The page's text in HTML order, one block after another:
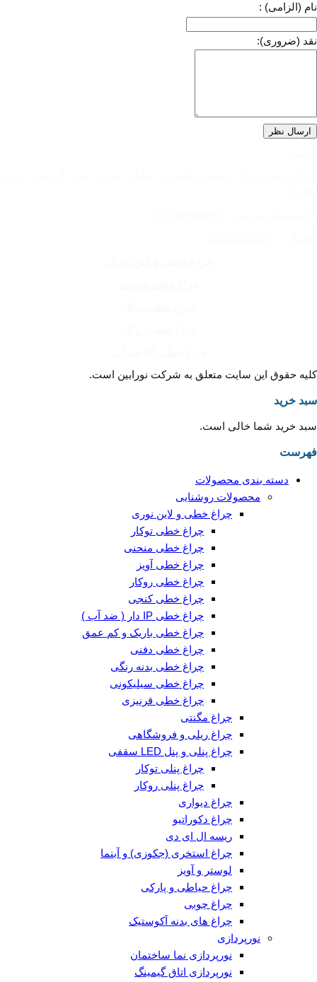
نام (الزامی) :
نقد (ضروری):
کلیه حقوق این سایت متعلق به شرکت نورابین است.
سبد خرید
سبد خرید شما خالی است.
فهرست
دسته بندی محصولات
محصولات روشنایی
چراغ خطی و لاین نوری
چراغ خطی توکار
چراغ خطی منحنی
چراغ خطی آویز
چراغ خطی روکار
چراغ خطی کنجی
چراغ خطی IP دار ( ضد آب )
چراغ خطی باریک و کم عمق
چراغ خطی دفنی
چراغ خطی بدنه رنگی
چراغ خطی سیلیکونی
چراغ خطی قرنیزی
چراغ مگنتی
چراغ ریلی و فروشگاهی
چراغ پنلی و پنل LED سقفی
چراغ پنلی توکار
چراغ پنلی روکار
چراغ دیواری
چراغ دکوراتیو
ریسه ال ای دی
چراغ استخری (جکوزی) و آبنما
لوستر و آویز
چراغ حیاطی و پارکی
چراغ چوبی
چراغ های بدنه آکوستیک
نورپردازی
نورپردازی نما ساختمان
نورپردازی اتاق گیمینگ